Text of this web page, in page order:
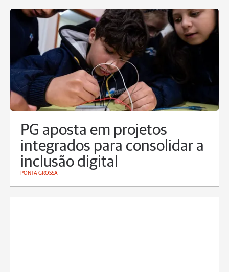
PG aposta em projetos
integrados para consolidar a
inclusão digital
PONTA GROSSA